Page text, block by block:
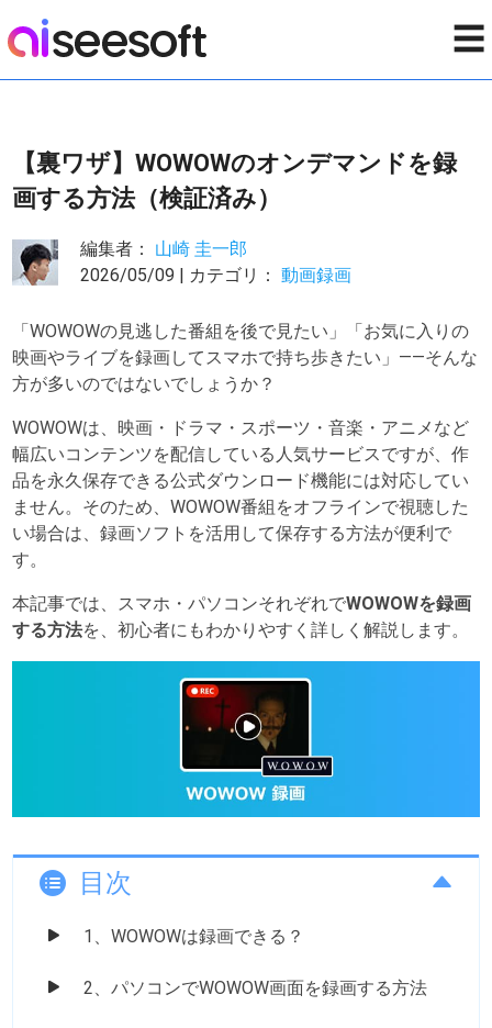
☰
【裏ワザ】WOWOWのオンデマンドを録
画する方法（検証済み）
編集者： 山崎 圭一郎
2026/05/09 | カテゴリ：動画録画
「WOWOWの見逃した番組を後で見たい」「お気に入りの
映画やライブを録画してスマホで持ち歩きたい」――そんな
方が多いのではないでしょうか？
WOWOWは、映画・ドラマ・スポーツ・音楽・アニメなど
幅広いコンテンツを配信している人気サービスですが、作
品を永久保存できる公式ダウンロード機能には対応してい
ません。そのため、WOWOW番組をオフラインで視聴した
い場合は、録画ソフトを活用して保存する方法が便利で
す。
本記事では、スマホ・パソコンそれぞれでWOWOWを録画
する方法を、初心者にもわかりやすく詳しく解説します。
目次
1、WOWOWは録画できる？
2、パソコンでWOWOW画面を録画する方法